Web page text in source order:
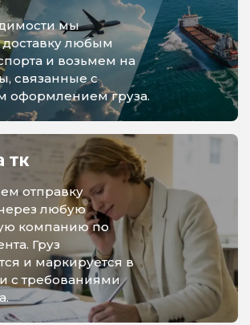
мы
любым
и возьмем на
связанные с
оформлением груза.
тк
отправку
любую
компанию по
Груз
и маркируется в
с требованиями